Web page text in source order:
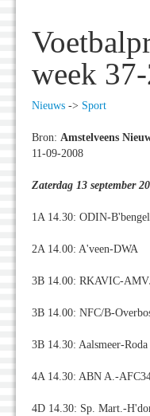
week
Nieuws -> Sport
Bron: Amstelveens
11-09-2008
Zaterdag 13 september
1A 14.30: ODIN-
2A 14.00: A'veen-DWA
3B 14.00: RKAVIC-
3B 14.00: NFC/B-
3B 14.30: Aalsmeer-Roda
4A 14.30: ABN A.-
4D 14.30: Sp. Mart.-